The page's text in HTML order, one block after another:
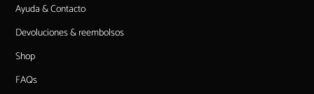
Ayuda & Contacto
Devoluciones & reembolsos
Shop
FAQs